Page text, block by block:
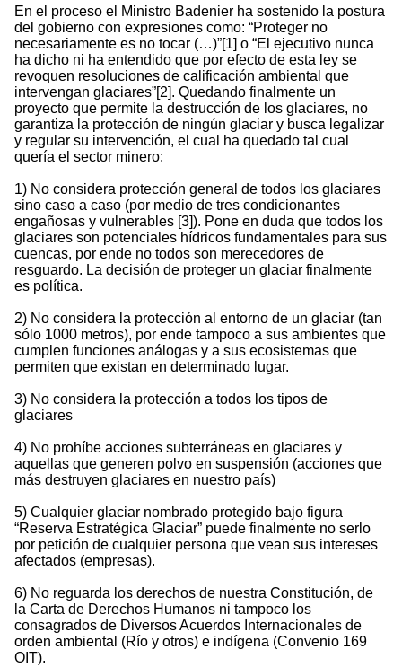
En el proceso el Ministro Badenier ha sostenido la postura
del gobierno con expresiones como: “Proteger no
necesariamente es no tocar (…)”[1] o “El ejecutivo nunca
ha dicho ni ha entendido que por efecto de esta ley se
revoquen resoluciones de calificación ambiental que
intervengan glaciares”[2]. Quedando finalmente un
proyecto que permite la destrucción de los glaciares, no
garantiza la protección de ningún glaciar y busca legalizar
y regular su intervención, el cual ha quedado tal cual
quería el sector minero:
1) No considera protección general de todos los glaciares
sino caso a caso (por medio de tres condicionantes
engañosas y vulnerables [3]). Pone en duda que todos los
glaciares son potenciales hídricos fundamentales para sus
cuencas, por ende no todos son merecedores de
resguardo. La decisión de proteger un glaciar finalmente
es política.
2) No considera la protección al entorno de un glaciar (tan
sólo 1000 metros), por ende tampoco a sus ambientes que
cumplen funciones análogas y a sus ecosistemas que
permiten que existan en determinado lugar.
3) No considera la protección a todos los tipos de
glaciares
4) No prohíbe acciones subterráneas en glaciares y
aquellas que generen polvo en suspensión (acciones que
más destruyen glaciares en nuestro país)
5) Cualquier glaciar nombrado protegido bajo figura
“Reserva Estratégica Glaciar” puede finalmente no serlo
por petición de cualquier persona que vean sus intereses
afectados (empresas).
6) No reguarda los derechos de nuestra Constitución, de
la Carta de Derechos Humanos ni tampoco los
consagrados de Diversos Acuerdos Internacionales de
orden ambiental (Río y otros) e indígena (Convenio 169
OIT).